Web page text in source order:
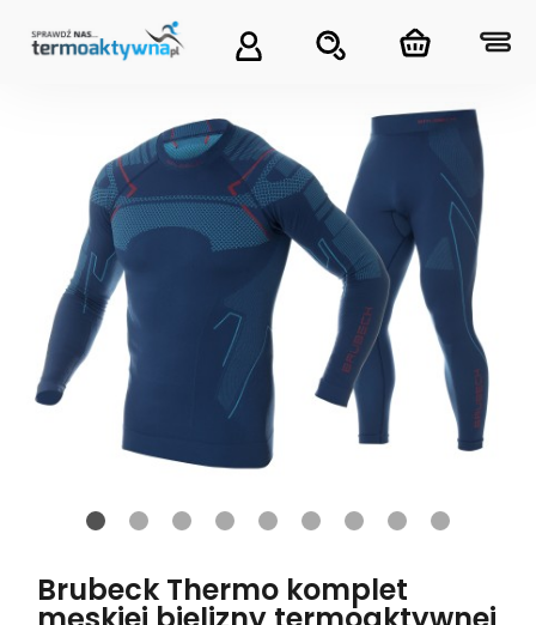
Brubeck Thermo komplet